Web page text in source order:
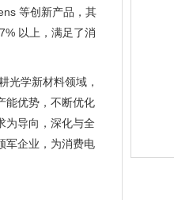
等创新产品，其
以上，满足了消
光学新材料领域，
能优势，不断优化
为导向，深化与全
军企业，为消费电